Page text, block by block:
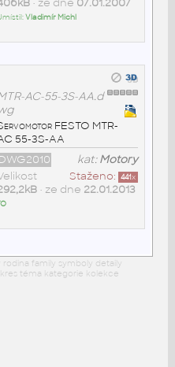
• ze dne 07.01.2007
Vladimír Michl
AC-55-3S-AA.d
FESTO MTR-
55-3S-AA
kat:Motory
DWG2010
Staženo: 441x
• ze dne 22.01.2013
family symboly detaily
téma kategorie kolekce